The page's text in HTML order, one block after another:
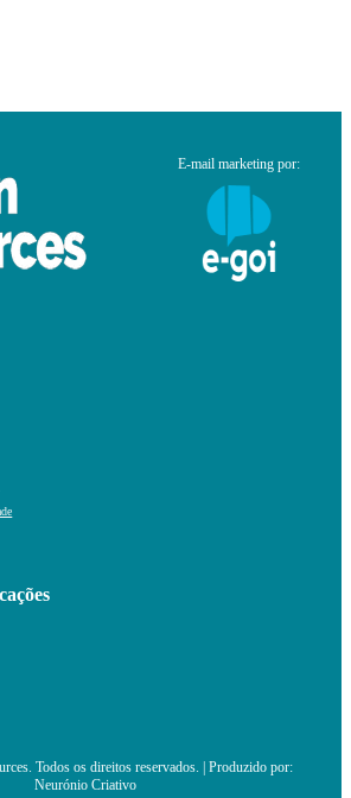
E-mail marketing por:
Todos os direitos reservados. | Produzido por:
Neurónio Criativo